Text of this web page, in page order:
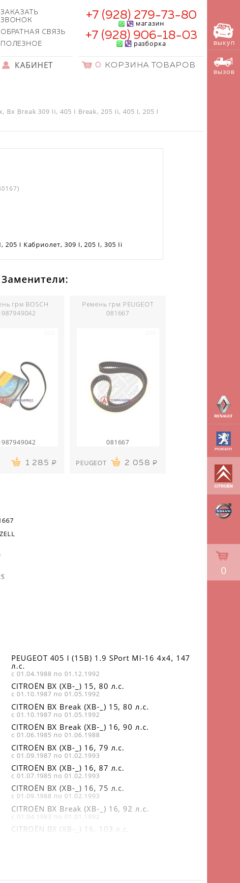
ЗАКАЗАТЬ
ЗВОНОК
ОБРАТНАЯ СВЯЗЬ
ПОЛЕЗНОЕ
+7 (928) 279-73-80
магазин
+7 (928) 906-18-03
разборка
КАБИНЕТ 0 КОРЗИНА ТОВАРОВ
Bx Break 309 Ii, 405 I Break, 205 Ii, 405 I, 205 I
205 I Кабриолет, 309 I, 205 I, 305 Ii
Заменители:
грм BOSCH
1 285
Ремень грм PEUGEOT
081667
081667
PEUGEOT 2 058
PEUGEOT 405 I (15B) 1.9 SPort MI-16 4x4, 147
л.с.
с 01.04.1988 по 01.12.1992
CITROËN BX (XB-_) 15, 80 л.с.
с 01.10.1987 по 01.05.1992
CITROËN BX Break (XB-_) 15, 80 л.с.
с 01.10.1987 по 01.05.1992
CITROËN BX Break (XB-_) 16, 90 л.с.
с 01.06.1985 по 01.06.1988
CITROËN BX (XB-_) 16, 79 л.с.
с 01.09.1987 по 01.02.1993
CITROËN BX (XB-_) 16, 87 л.с.
с 01.07.1985 по 01.02.1993
CITROËN BX (XB-_) 16, 75 л.с.
с 01.09.1988 по 01.02.1993
CITROËN BX Break (XB-_) 16, 92 л.с.
с 01.04.1983 по 01.01.1992
CITROËN BX (XB-_) 16, 103 л.с.
выкуп
вызов
0